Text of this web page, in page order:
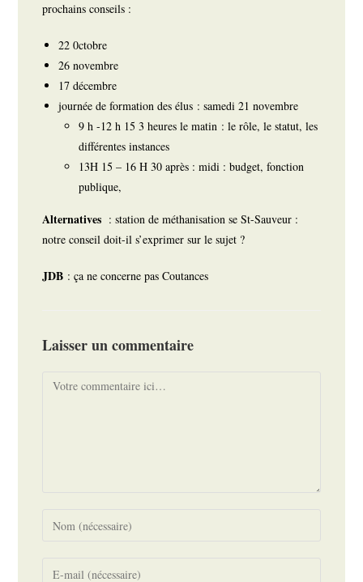
prochains conseils :
22 0ctobre
26 novembre
17 décembre
journée de formation des élus : samedi 21 novembre
9 h -12 h 15 3 heures le matin : le rôle, le statut, les
différentes instances
13H 15 – 16 H 30 après : midi : budget, fonction
publique,
Alternatives : station de méthanisation se St-Sauveur :
notre conseil doit-il s’exprimer sur le sujet ?
JDB : ça ne concerne pas Coutances
Laisser un commentaire
Comment
Enter
Enter